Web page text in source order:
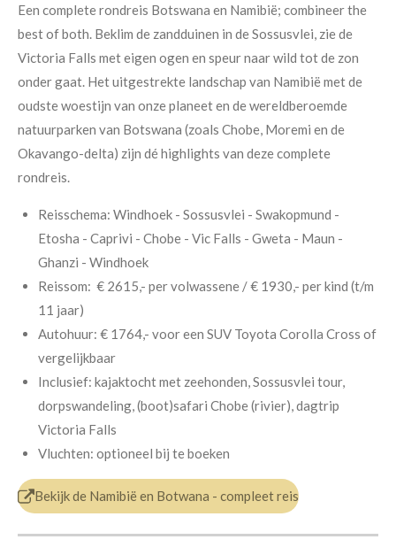
Een complete rondreis Botswana en Namibië; combineer the
best of both. Beklim de zandduinen in de Sossusvlei, zie de
Victoria Falls met eigen ogen en speur naar wild tot de zon
onder gaat. Het uitgestrekte landschap van Namibië met de
oudste woestijn van onze planeet en de wereldberoemde
natuurparken van Botswana (zoals Chobe, Moremi en de
Okavango-delta) zijn dé highlights van deze complete
rondreis.
Reisschema: Windhoek - Sossusvlei - Swakopmund -
Etosha - Caprivi - Chobe - Vic Falls - Gweta - Maun -
Ghanzi - Windhoek
Reissom: € 2615,- per volwassene / € 1930,- per kind (t/m
11 jaar)
Autohuur: € 1764,- voor een SUV Toyota Corolla Cross of
vergelijkbaar
Inclusief: kajaktocht met zeehonden, Sossusvlei tour,
dorpswandeling, (boot)safari Chobe (rivier), dagtrip
Victoria Falls
Vluchten: optioneel bij te boeken
Bekijk de Namibië en Botwana - compleet reis